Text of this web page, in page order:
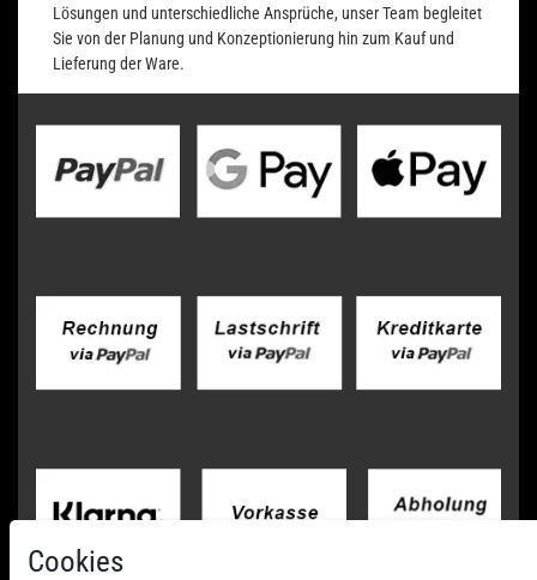
Lösungen und unterschiedliche Ansprüche, unser Team begleitet
Sie von der Planung und Konzeptionierung hin zum Kauf und
Lieferung der Ware.
Cookies